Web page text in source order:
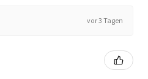
vor 3 Tagen